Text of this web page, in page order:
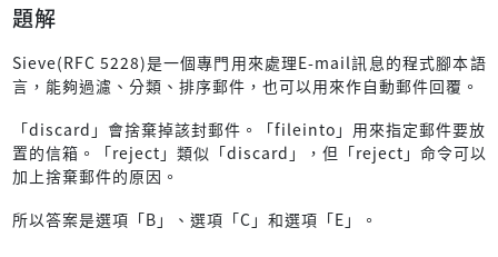
題解
Sieve(RFC 5228)是一個專門用來處理E-mail訊息的程式腳本語
言，能夠過濾、分類、排序郵件，也可以用來作自動郵件回覆。
「discard」會捨棄掉該封郵件。「fileinto」用來指定郵件要放
置的信箱。「reject」類似「discard」，但「reject」命令可以
加上捨棄郵件的原因。
所以答案是選項「B」、選項「C」和選項「E」。